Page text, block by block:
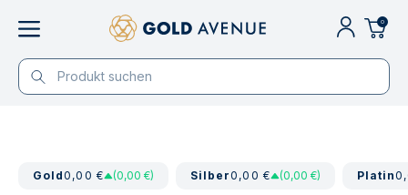
0
Gold0,00 € (0,00 €) Silber0,00 € (0,00 €) Platin